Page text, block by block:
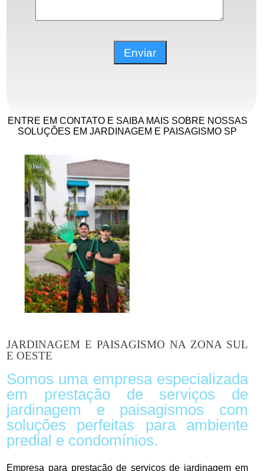
ENTRE EM CONTATO E SAIBA MAIS SOBRE NOSSAS
SOLUÇÕES EM JARDINAGEM E PAISAGISMO SP
JARDINAGEM E PAISAGISMO NA ZONA SUL
E OESTE
Somos uma empresa especializada
em prestação de serviços de
jardinagem e paisagismos com
soluções perfeitas para ambiente
predial e condomínios.
Empresa para prestação de serviços de jardinagem em